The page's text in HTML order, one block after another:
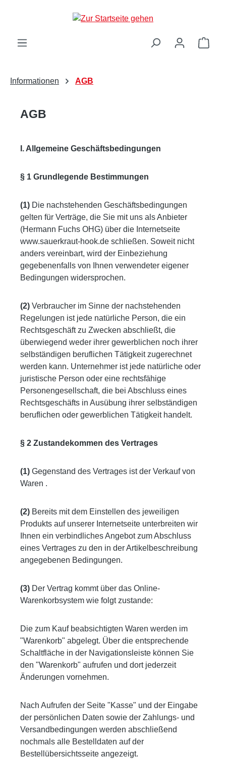
Zum Hauptinhalt springen
Informationen AGB
AGB
I. Allgemeine Geschäftsbedingungen
§ 1 Grundlegende Bestimmungen
(1) Die nachstehenden Geschäftsbedingungen
gelten für Verträge, die Sie mit uns als Anbieter
(Hermann Fuchs OHG) über die Internetseite
www.sauerkraut-hook.de schließen. Soweit nicht
anders vereinbart, wird der Einbeziehung
gegebenenfalls von Ihnen verwendeter eigener
Bedingungen widersprochen.
(2) Verbraucher im Sinne der nachstehenden
Regelungen ist jede natürliche Person, die ein
Rechtsgeschäft zu Zwecken abschließt, die
überwiegend weder ihrer gewerblichen noch ihrer
selbständigen beruflichen Tätigkeit zugerechnet
werden kann. Unternehmer ist jede natürliche oder
juristische Person oder eine rechtsfähige
Personengesellschaft, die bei Abschluss eines
Rechtsgeschäfts in Ausübung ihrer selbständigen
beruflichen oder gewerblichen Tätigkeit handelt.
§ 2 Zustandekommen des Vertrages
(1) Gegenstand des Vertrages ist der Verkauf von
Waren .
(2) Bereits mit dem Einstellen des jeweiligen
Produkts auf unserer Internetseite unterbreiten wir
Ihnen ein verbindliches Angebot zum Abschluss
eines Vertrages zu den in der Artikelbeschreibung
angegebenen Bedingungen.
(3) Der Vertrag kommt über das Online-
Warenkorbsystem wie folgt zustande:
Die zum Kauf beabsichtigten Waren werden im
"Warenkorb" abgelegt. Über die entsprechende
Schaltfläche in der Navigationsleiste können Sie
den "Warenkorb" aufrufen und dort jederzeit
Änderungen vornehmen.
Nach Aufrufen der Seite "Kasse" und der Eingabe
der persönlichen Daten sowie der Zahlungs- und
Versandbedingungen werden abschließend
nochmals alle Bestelldaten auf der
Bestellübersichtsseite angezeigt.